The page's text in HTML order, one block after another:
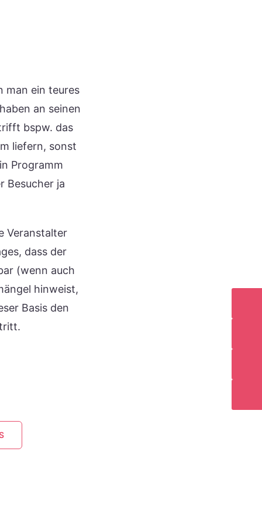
man ein teures
an seinen
bspw. das
liefern, sonst
Programm
Besucher ja
Veranstalter
dass der
(wenn auch
hinweist,
Basis den